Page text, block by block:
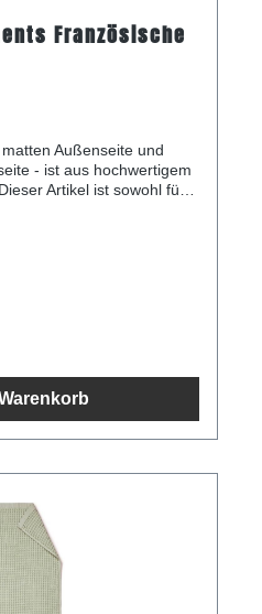
Französische
Außenseite und
- ist aus hochwertigem
Artikel ist sowohl für